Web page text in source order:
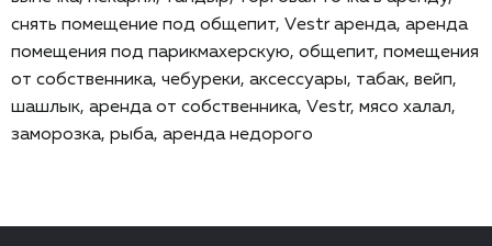
снять помещение под общепит, Vеstr аренда, аренда
помещения под парикмахерскую, общепит, помещения
от собственника, чебуреки, аксессуары, табак, вейп,
шашлык, аренда от собственника, Vеstr, мясо халал,
заморозка, рыба, аренда недорого